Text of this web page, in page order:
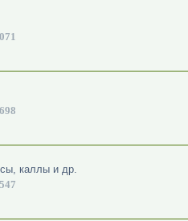
каллы и др.